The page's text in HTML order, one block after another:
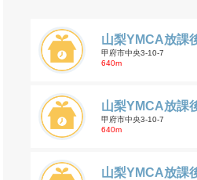
山梨YMCA放課
甲府市中央3-10-7
640m
山梨YMCA放課
甲府市中央3-10-7
640m
山梨YMCA放課